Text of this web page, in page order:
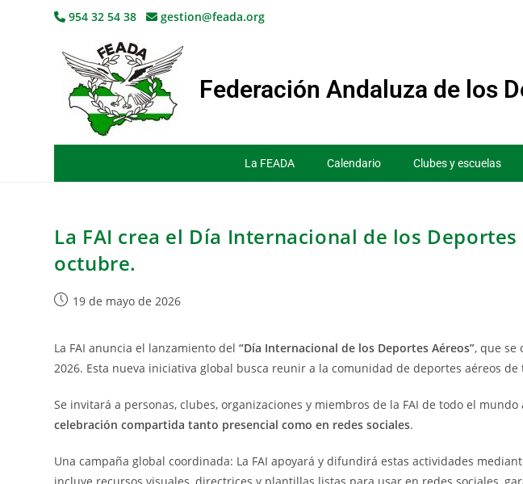
954 32 54 38 gestion@feada.org
Federación Andaluza de los
La FEADA Calendario Clubes y escuelas
La FAI crea el Día Internacional de los
octubre.
19 de mayo de 2026
La FAI anuncia el lanzamiento del“Día Internacional de los Deportes Aéreos”, que se
2026. Esta nueva iniciativa global busca reunir a la comunidad de deportes aéreos
Se invitará a personas, clubes, organizaciones y miembros de la FAI de todo el
celebración compartida tanto presencial como en redes sociales.
Una campaña global coordinada: La FAI apoyará y difundirá estas actividades